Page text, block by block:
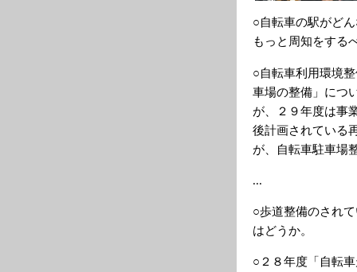
○自転車の駅がど
もっと周知をする
○自転車利用環境
車場の整備」につ
が、２９年度は事
後計画されている
が、自転車駐車場
...
○歩道整備のされ
はどうか。
○２８年度「自転